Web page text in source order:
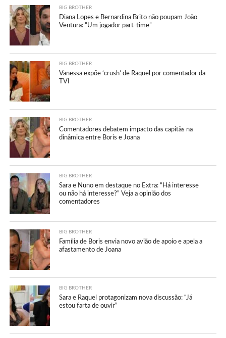
BIG BROTHER
Diana Lopes e Bernardina Brito não poupam João
Ventura: “Um jogador part-time”
BIG BROTHER
Vanessa expõe ‘crush’ de Raquel por comentador da
TVI
BIG BROTHER
Comentadores debatem impacto das capitãs na
dinâmica entre Boris e Joana
BIG BROTHER
Sara e Nuno em destaque no Extra: “Há interesse
ou não há interesse?” Veja a opinião dos
comentadores
BIG BROTHER
Família de Boris envia novo avião de apoio e apela a
afastamento de Joana
BIG BROTHER
Sara e Raquel protagonizam nova discussão: “Já
estou farta de ouvir”